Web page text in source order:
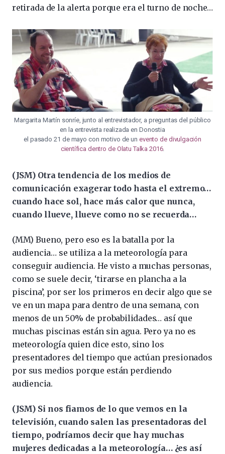
retirada de la alerta porque era el turno de noche…
Margarita Martín sonríe, junto al entrevistador, a preguntas del público
en la entrevista realizada en Donostia
el pasado 21 de mayo con motivo de unevento de divulgación
científica dentro de Olatu Talka 2016.
(JSM) Otra tendencia de los medios de
comunicación exagerar todo hasta el extremo…
cuando hace sol, hace más calor que nunca,
cuando llueve, llueve como no se recuerda…
(MM) Bueno, pero eso es la batalla por la
audiencia… se utiliza a la meteorología para
conseguir audiencia. He visto a muchas personas,
como se suele decir, ‘tirarse en plancha a la
piscina’, por ser los primeros en decir algo que se
ve en un mapa para dentro de una semana, con
menos de un 50% de probabilidades… así que
muchas piscinas están sin agua. Pero ya no es
meteorología quien dice esto, sino los
presentadores del tiempo que actúan presionados
por sus medios porque están perdiendo
audiencia.
(JSM) Si nos fiamos de lo que vemos en la
televisión, cuando salen las presentadoras del
tiempo, podríamos decir que hay muchas
mujeres dedicadas a la meteorología… ¿es así